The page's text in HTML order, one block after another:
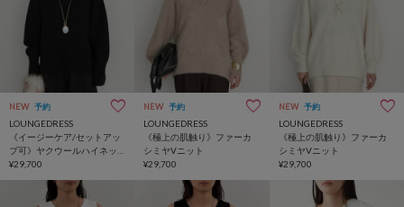
NEW 予約
LOUNGEDRESS
《イージーケア/セットアッ
プ可》ヤクウールハイネッ
クニット
¥29,700
NEW 予約
LOUNGEDRESS
《極上の肌触り》ファーカ
シミヤVニット
¥29,700
NEW 予約
LOUNGEDRESS
《極上の肌触り》ファーカ
シミヤVニット
¥29,700